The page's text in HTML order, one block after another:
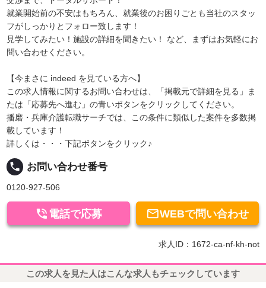
就業開始前の不安はもちろん、就業後のお困りごとも当社のスタッ
フがしっかりとフォロー致します！
見学してみたい！施設の詳細を聞きたい！ など、まずはお気軽にお
問い合わせください。
【今まさに indeed を見ている方へ】
この求人情報に関するお問い合わせは、「掲載元で詳細を見る」ま
たは「応募先へ進む」の青いボタンをクリックしてください。
播磨・兵庫介護転職サーチでは、この条件に類似した案件を多数掲
載しています！
詳しくは・・・下記ボタンをクリック♪
local_phone お問い合わせ番号
0120-927-506
WEBで問い合わせ
 電話で応募
求人ID：1672-ca-nf-kh-not
この求人を見た人はこんな求人もチェックしています